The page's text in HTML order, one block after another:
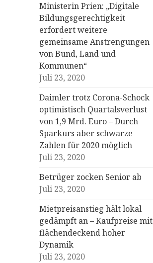
Ministerin Prien: „Digitale
Bildungsgerechtigkeit
erfordert weitere
gemeinsame Anstrengungen
von Bund, Land und
Kommunen“
Juli 23, 2020
Daimler trotz Corona-Schock
optimistisch Quartalsverlust
von 1,9 Mrd. Euro – Durch
Sparkurs aber schwarze
Zahlen für 2020 möglich
Juli 23, 2020
Betrüger zocken Senior ab
Juli 23, 2020
Mietpreisanstieg hält lokal
gedämpft an – Kaufpreise mit
flächendeckend hoher
Dynamik
Juli 23, 2020